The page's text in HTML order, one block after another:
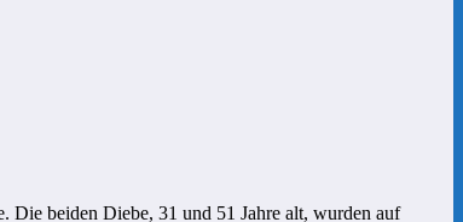
Die beiden Diebe, 31 und 51 Jahre alt, wurden auf